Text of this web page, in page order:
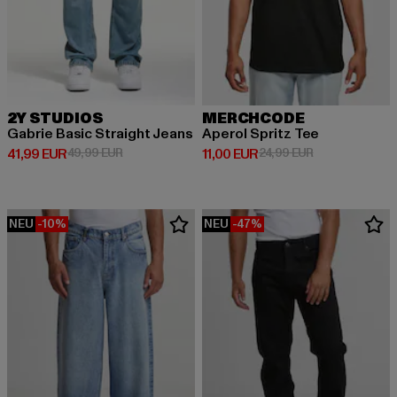
2Y STUDIOS
Gabrie Basic Straight Jeans
41,99 EUR
Derzeitiger Preis: 41,99 EUR
49,99 EURAktionspreis: 49,99 EUR
MERCHCODE
Aperol Spritz Tee
11,00 EUR
Derzeitiger Preis: 11,00 EUR
24,99 EURAktionspreis:
NEU -10% NEU -47%